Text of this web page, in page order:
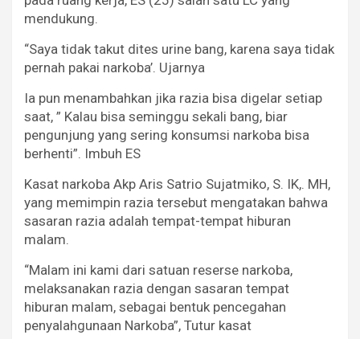
mendukung.
“Saya tidak takut dites urine bang, karena saya tidak
pernah pakai narkoba’. Ujarnya
Ia pun menambahkan jika razia bisa digelar setiap
saat, ” Kalau bisa seminggu sekali bang, biar
pengunjung yang sering konsumsi narkoba bisa
berhenti”. Imbuh ES
Kasat narkoba Akp Aris Satrio Sujatmiko, S. IK,. MH,
yang memimpin razia tersebut mengatakan bahwa
sasaran razia adalah tempat-tempat hiburan
malam.
“Malam ini kami dari satuan reserse narkoba,
melaksanakan razia dengan sasaran tempat
hiburan malam, sebagai bentuk pencegahan
penyalahgunaan Narkoba”, Tutur kasat